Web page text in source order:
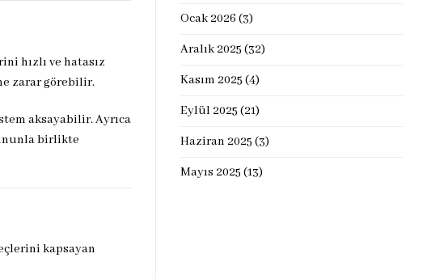
hızlı ve hatasız
zarar görebilir.
aksayabilir. Ayrıca
birlikte
kapsayan
Ocak 2026 (3)
Aralık 2025 (32)
Kasım 2025 (4)
Eylül 2025 (21)
Haziran 2025 (3)
Mayıs 2025 (13)